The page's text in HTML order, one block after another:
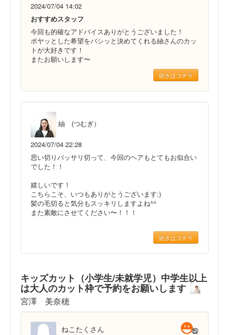
2024/07/04 14:02
おすすめスタッフ
今回も的確なアドバイスありがとうございました！
ボヤッとした希望をバシッと決めてくれる紬さんのカッ
トが大好きです！
またお願いします〜
続きはコチラ
紬 (つむぎ）
2024/07/04 22:28
思い切りバッサリ切って、今回のヘアもとてもお似合い
でした！！
嬉しいです！
こちらこそ、いつもありがとうございます:)
髪の毛切ると気分もスッキリしますよね^^
また素敵にさせてください〜！！！
続きはコチラ
キッズカット（小学生/未就学児）中学生以上
は大人のカット枠で予約をお願いします
宮澤 美奈穂
ねこたくさん